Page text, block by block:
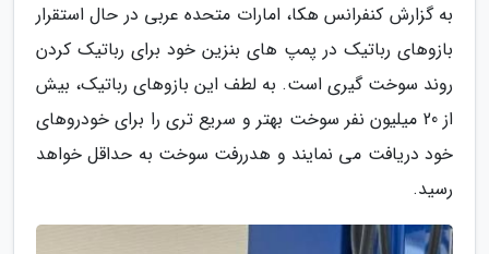
به گزارش کنفرانس هکا، امارات متحده عربی در حال استقرار
بازوهای رباتیک در پمپ های بنزین خود برای رباتیک کردن
روند سوخت گیری است. به لطف این بازوهای رباتیک، بیش
از 20 میلیون نفر سوخت بهتر و سریع تری را برای خودروهای
خود دریافت می نمایند و هدررفت سوخت به حداقل خواهد
رسید.